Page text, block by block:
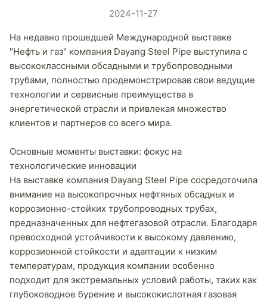
2024-11-27
На недавно прошедшей Международной выставке
"Нефть и газ" компания Dayang Steel Pipe выступила с
высококлассными обсадными и трубопроводными
трубами, полностью продемонстрировав свои ведущие
технологии и сервисные преимущества в
энергетической отрасли и привлекая множество
клиентов и партнеров со всего мира.
Основные моменты выставки: фокус на
технологические инновации
На выставке компания Dayang Steel Pipe сосредоточила
внимание на высокопрочных нефтяных обсадных и
коррозионно-стойких трубопроводных трубах,
предназначенных для нефтегазовой отрасли. Благодаря
превосходной устойчивости к высокому давлению,
коррозионной стойкости и адаптации к низким
температурам, продукция компании особенно
подходит для экстремальных условий работы, таких как
глубоководное бурение и высококислотная газовая